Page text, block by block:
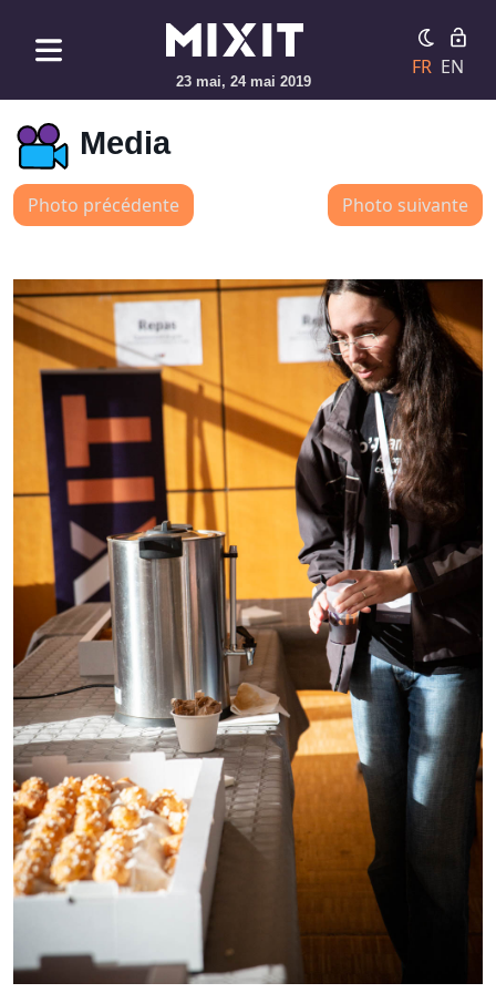
23 mai, 24 mai 2019
FR EN
Media
Photo précédente Photo suivante